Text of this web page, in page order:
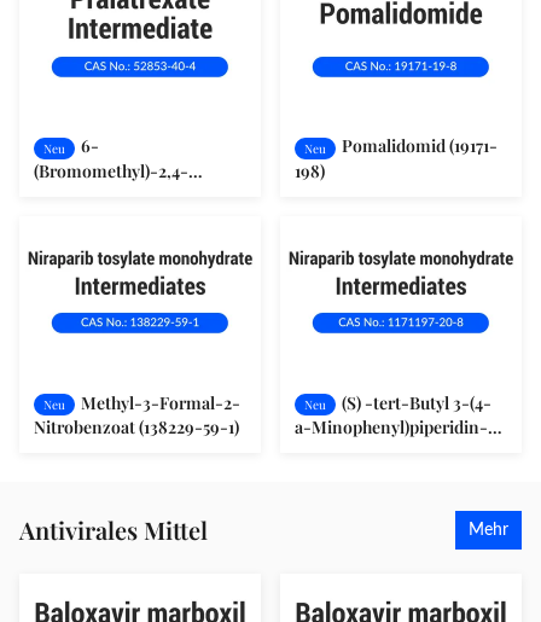
Neu
6-
(Bromomethyl)-2,4-
Neu
Pomalidomid (19171-
198)
Neu
Methyl-3-Formal-2-
Nitrobenzoat (138229-59-1)
Neu
(S) -tert-Butyl 3-(4-
a-Minophenyl)piperidin-1-
Antivirales Mittel Mehr